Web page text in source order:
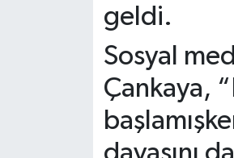
geldi.
Sosyal
Çankaya,